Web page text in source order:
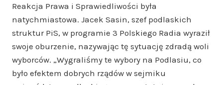
Reakcja Prawa i Sprawiedliwości była
natychmiastowa. Jacek Sasin, szef podlaskich
struktur PiS, w programie 3 Polskiego Radia wyraził
swoje oburzenie, nazywając tę sytuację zdradą woli
wyborców. „Wygraliśmy te wybory na Podlasiu, co
było efektem dobrych rządów w sejmiku